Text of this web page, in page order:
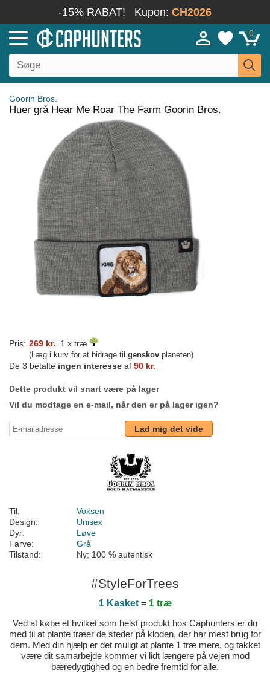
-15% RABAT! Kupon: CH2026
0
Goorin Bros.
Huer grå Hear Me Roar The Farm Goorin Bros.
Pris: 269 kr. 1 x træ
(Læg i kurv for at bidrage til genskov planeten)
De 3 betalte ingen interesse af 90 kr.
Dette produkt vil snart være på lager
Vil du modtage en e-mail, når den er på lager igen?
Lad mig det vide
Til:
Voksen
Design:
Unisex
Dyr:
Løve
Farve:
Grå
Tilstand:
Ny; 100 % autentisk
#StyleForTrees
1 Kasket= 1 træ
Ved at købe et hvilket som helst produkt hos Caphunters er du
med til at plante træer de steder på kloden, der har mest brug for
dem. Med din hjælp er det muligt at plante 1 træ mere, og takket
være dit samarbejde kommer vi lidt længere på vejen mod
bæredygtighed og en bedre fremtid for alle.